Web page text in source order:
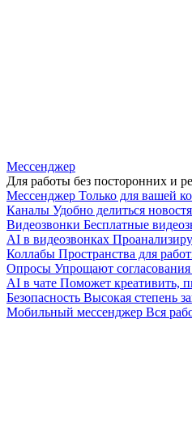
Мессенджер
Для работы без посторонних и
Мессенджер Только для вашей
Каналы Удобно делиться
Видеозвонки Бесплатные
AI в видеозвонках
Коллабы Пространства для
Опросы Упрощают
AI в чате Поможет креативить,
Безопасность Высокая степень
Мобильный мессенджер Вся